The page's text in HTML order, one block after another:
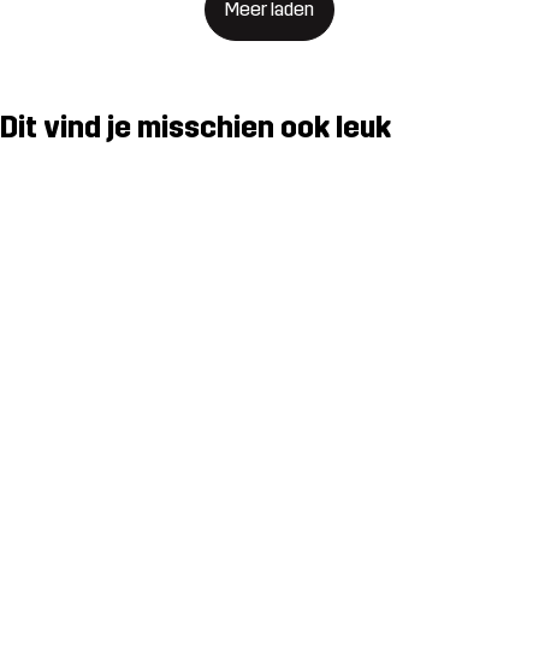
Meer laden
Dit vind je misschien ook leuk